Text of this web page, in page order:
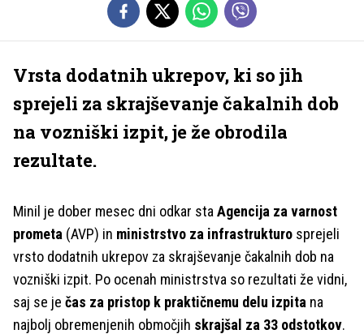
Vrsta dodatnih ukrepov, ki so jih
sprejeli za skrajševanje čakalnih dob
na vozniški izpit, je že obrodila
rezultate.
Minil je dober mesec dni odkar sta Agencija za varnost
prometa (AVP) in ministrstvo za infrastrukturo sprejeli
vrsto dodatnih ukrepov za skrajševanje čakalnih dob na
vozniški izpit. Po ocenah ministrstva so rezultati že vidni,
saj se je čas za pristop k praktičnemu delu izpita na
najbolj obremenjenih območjih skrajšal za 33 odstotkov.